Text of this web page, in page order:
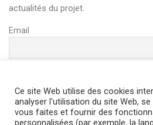
actualités du projet.
Email
Ce site Web utilise des cookies
analyser l'utilisation du site Web,
vous faites et fournir des
personnalisées (par exemple, la